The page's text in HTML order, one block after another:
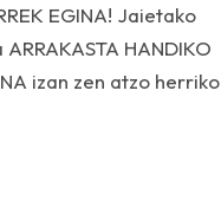
EGINA! Jaietako
HANDIKO
izan zen atzo herriko